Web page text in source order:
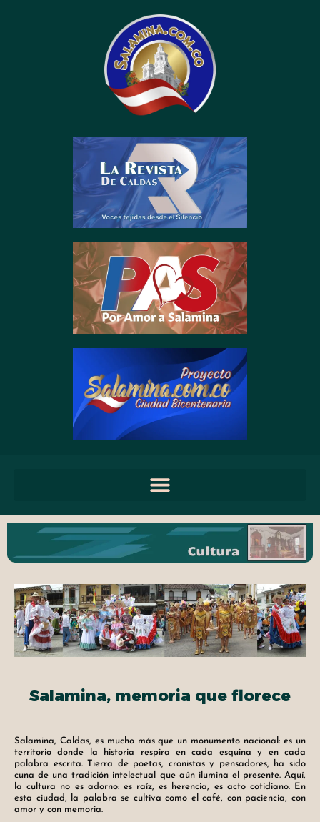
Salamina, memoria que florece
Salamina, Caldas, es mucho más que un monumento nacional: es un
territorio donde la historia respira en cada esquina y en cada
palabra escrita. Tierra de poetas, cronistas y pensadores, ha sido
cuna de una tradición intelectual que aún ilumina el presente. Aquí,
la cultura no es adorno: es raíz, es herencia, es acto cotidiano. En
esta ciudad, la palabra se cultiva como el café, con paciencia, con
amor y con memoria.